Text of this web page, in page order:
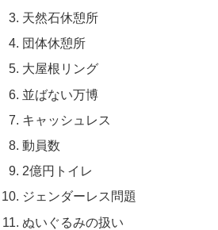
天然石休憩所
団体休憩所
大屋根リング
並ばない万博
キャッシュレス
動員数
2億円トイレ
ジェンダーレス問題
ぬいぐるみの扱い